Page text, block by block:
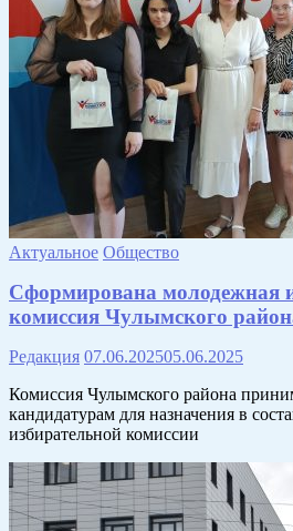
Актуальное Общество
Сформирована молодежная
комиссия Чулымского
Редакция 07.06.202505.06.2025
Комиссия Чулымского района
кандидатурам для назначения в
избирательной комиссии